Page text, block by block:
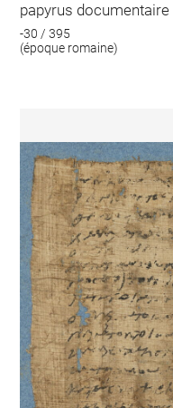
papyrus documentaire
-30 / 395
(époque romaine)